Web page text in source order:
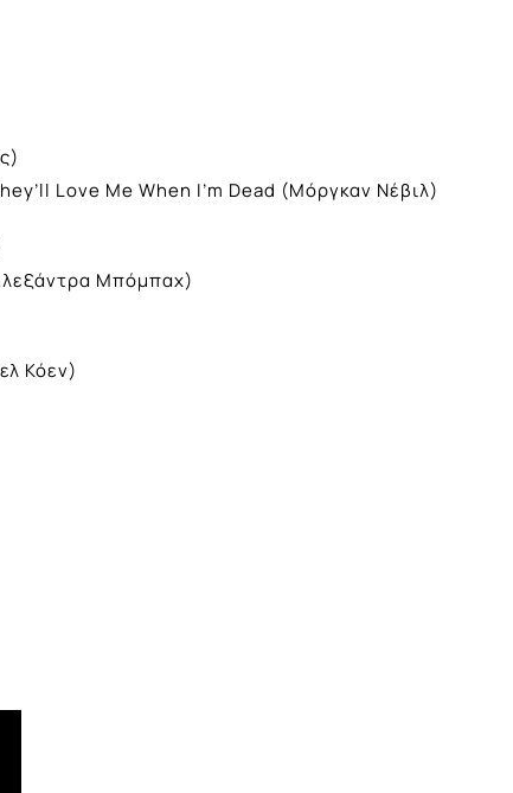
Love Me When I’m Dead (Μόργκαν Νέβιλ)
Μπόμπαχ)
Κόεν)